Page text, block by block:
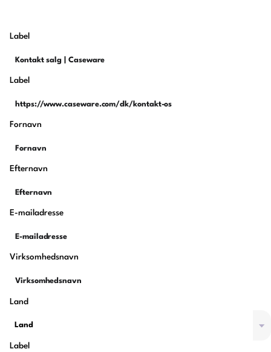
Label
Label
Fornavn
Efternavn
E-mailadresse
Virksomhedsnavn
Land
Label